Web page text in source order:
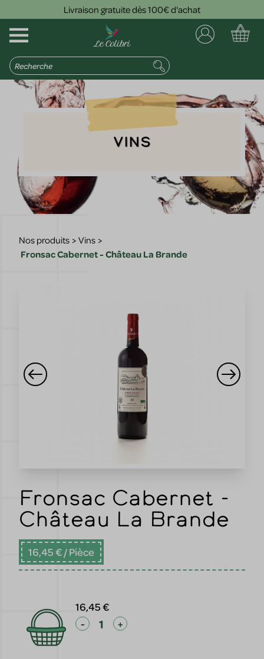
Livraison gratuite dès 100€ d'achat
Vins
Nos produits > Vins >
Fronsac Cabernet - Château La Brande
Fronsac Cabernet -
Château La Brande
16,45 €/ Pièce
16,45 €
- +